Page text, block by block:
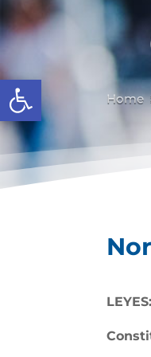
Abrir barra de
Home
LEYES: